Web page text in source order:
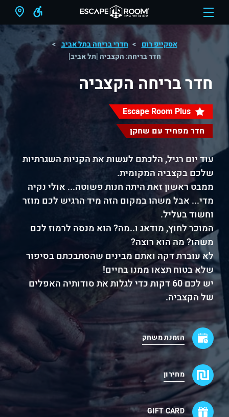
אסקייפ רום
חדרי בריחה בתל אביב
חדר בריחה: הקצביה |תל אביב|
חדר בריחה הקצביה
Escape Room Plus
חדר מפחיד עם שחקן
עוד יום רגיל, הלכתם לעשות את הקניות השגרתיות
שלכם בקצביה המקומית.
ממבט ראשון זאת היתה חנות פשוטה... אולי נקיה
מדי... אבל משהו במקום הזה מיד הרגיש לכם מוזר
וחשוד בעליל.
המוכר לחוץ, מודאג ו..מה? הוא מנסה לרמוז לכם
משהו? מה הוא רוצה?
לא עוברת דקה ואתם מבינים שהסתבכתם בסיפור
שלא בטוח תצאו ממנו בחיים!
יש לכם 60 דקות כדי לגלות את סודותיה האפלים
של הקצביה.
הזמנת משחק
מחירון
GIFT CARD